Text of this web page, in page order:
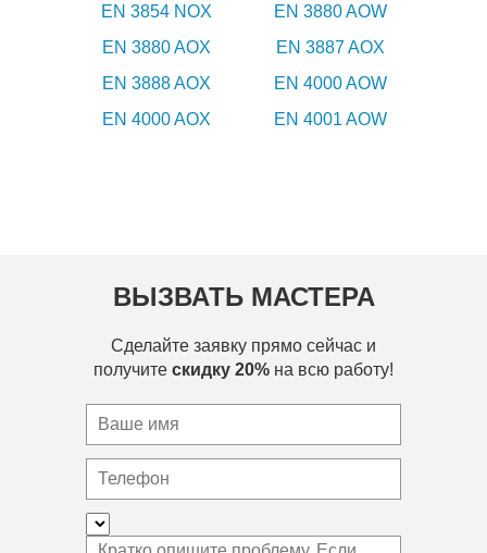
EN 3854 NOX
EN 3880 AOW
EN 3880 AOX
EN 3887 AOX
EN 3888 AOX
EN 4000 AOW
EN 4000 AOX
EN 4001 AOW
ВЫЗВАТЬ МАСТЕРА
Сделайте заявку прямо сейчас и
получите скидку 20% на всю работу!